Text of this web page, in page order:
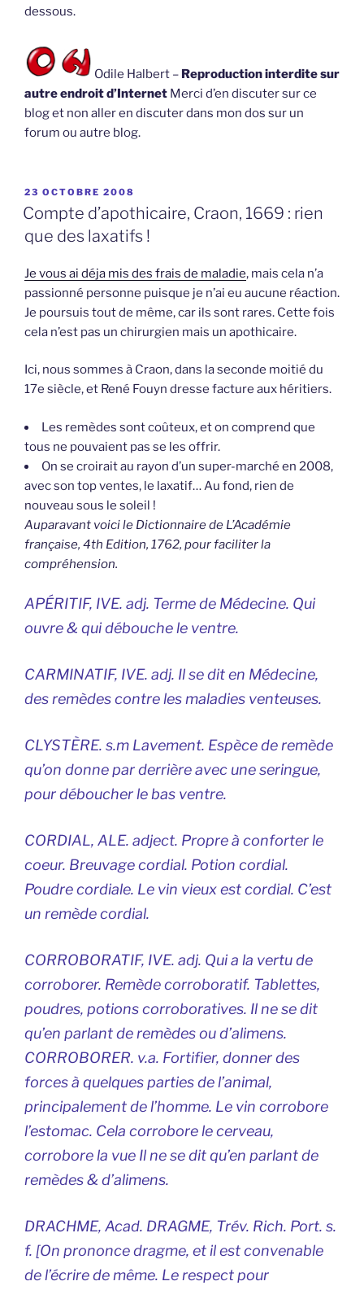
dessous.
Odile Halbert – Reproduction interdite sur
autre endroit d’Internet Merci d’en discuter sur ce
blog et non aller en discuter dans mon dos sur un
forum ou autre blog.
PUBLIÉ
LE
23 OCTOBRE 2008
Compte d’apothicaire, Craon, 1669 : rien
que des laxatifs !
Je vous ai déja mis des frais de maladie, mais cela n’a
passionné personne puisque je n’ai eu aucune réaction.
Je poursuis tout de même, car ils sont rares. Cette fois
cela n’est pas un chirurgien mais un apothicaire.
Ici, nous sommes à Craon, dans la seconde moitié du
17e siècle, et René Fouyn dresse facture aux héritiers.
Les remèdes sont coûteux, et on comprend que
tous ne pouvaient pas se les offrir.
On se croirait au rayon d’un super-marché en 2008,
avec son top ventes, le laxatif… Au fond, rien de
nouveau sous le soleil !
Auparavant voici le Dictionnaire de L’Académie
française, 4th Edition, 1762, pour faciliter la
compréhension.
APÉRITIF, IVE. adj. Terme de Médecine. Qui
ouvre & qui débouche le ventre.
CARMINATIF, IVE. adj. Il se dit en Médecine,
des remèdes contre les maladies venteuses.
CLYSTÈRE. s.m Lavement. Espèce de remède
qu’on donne par derrière avec une seringue,
pour déboucher le bas ventre.
CORDIAL, ALE. adject. Propre à conforter le
coeur. Breuvage cordial. Potion cordial.
Poudre cordiale. Le vin vieux est cordial. C’est
un remède cordial.
CORROBORATIF, IVE. adj. Qui a la vertu de
corroborer. Remède corroboratif. Tablettes,
poudres, potions corroboratives. Il ne se dit
qu’en parlant de remèdes ou d’alimens.
CORROBORER. v.a. Fortifier, donner des
forces à quelques parties de l’animal,
principalement de l’homme. Le vin corrobore
l’estomac. Cela corrobore le cerveau,
corrobore la vue Il ne se dit qu’en parlant de
remèdes & d’alimens.
DRACHME, Acad. DRAGME, Trév. Rich. Port. s.
f. [On prononce dragme, et il est convenable
de l’écrire de même. Le respect pour